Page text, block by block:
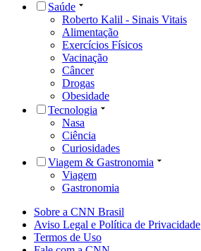
Saúde
Roberto Kalil - Sinais Vitais
Alimentação
Exercícios Físicos
Vacinação
Câncer
Drogas
Obesidade
Tecnologia
Nasa
Ciência
Curiosidades
Viagem & Gastronomia
Viagem
Gastronomia
Sobre a CNN Brasil
Aviso Legal e Política de Privacidade
Termos de Uso